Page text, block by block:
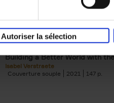
Autoriser la sélection
Does Your Brand
Building a Better World with
Isabel Verstraete
Couverture souple
2021 147